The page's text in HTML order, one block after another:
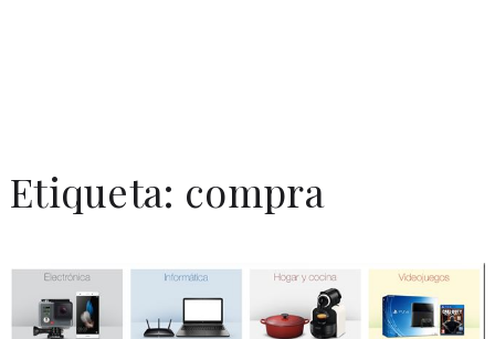
Etiqueta: compra